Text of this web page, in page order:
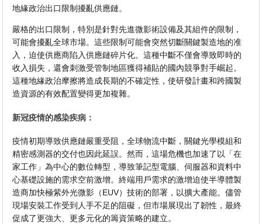
地緣政治出口限制擾亂供應鏈。
嚴格的出口限制，特別是針對先進微影術設備及其組件的限制，
可能會擾亂全球市場。這些限制可能會突然切斷關鍵製造地的准
入，迫使供應商陷入供應鏈碎片化。這種中斷不僅會導致即時的
收入損失，還會刺激受管制地區獲得補貼的國內競爭對手崛起。
這種地緣政治摩擦將造成長期的不確定性，使研發計畫和跨國製
造資源的有效配置變得更加複雜。
新冠疫情的感染疾病：
疫情初期導致供應鏈嚴重受阻，全球物流中斷，關鍵光學模組和
精密感測器的交付也因此延誤。然而，這場危機也加速了以「在
家工作」為中心的數位轉型，導致筆記型電腦、伺服器和資料中
心基礎設施的需求空前激增。終端用戶需求的激增迫使半導體製
造商加快極紫外光微影（EUV）技術的部署，以擴大產能。儘管
現場安裝工作受到人手不足的阻礙，但市場展現出了韌性，最終
促成了更強大、更多元化的籌資策略的建立。